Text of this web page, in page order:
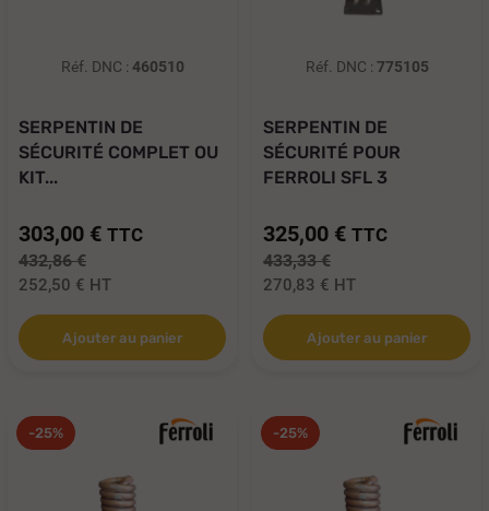
Réf. DNC : 460510
SERPENTIN DE
SÉCURITÉ COMPLET OU
KIT...
303,00 € TTC
432,86 €
252,50 € HT
Ajouter au panier
Réf. DNC : 775105
SERPENTIN DE
SÉCURITÉ POUR
FERROLI SFL 3
325,00 € TTC
433,33 €
270,83 € HT
Ajouter au panier
-25% -25%